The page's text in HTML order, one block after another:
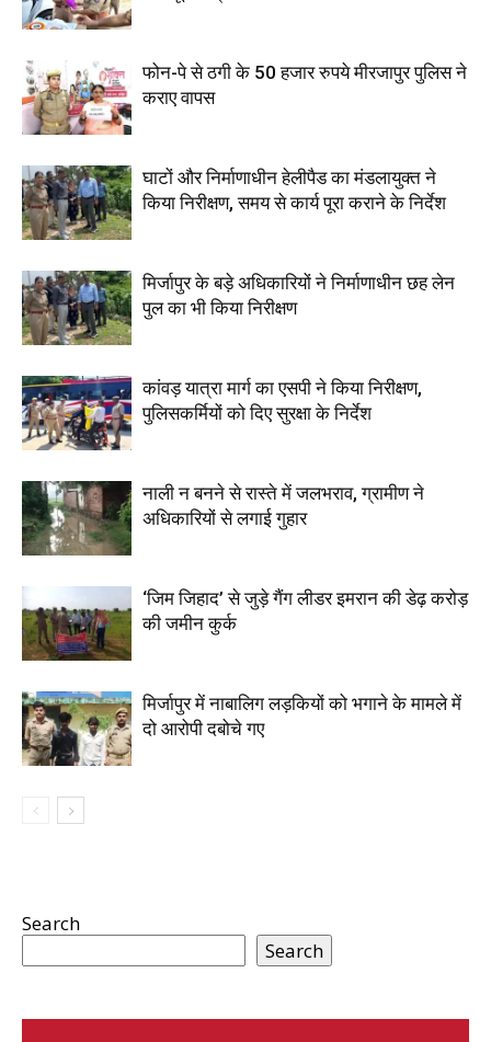
फोन-पे से ठगी के 50 हजार रुपये मीरजापुर पुलिस ने
कराए वापस
घाटों और निर्माणाधीन हेलीपैड का मंडलायुक्त ने
किया निरीक्षण, समय से कार्य पूरा कराने के निर्देश
मिर्जापुर के बड़े अधिकारियों ने निर्माणाधीन छह लेन
पुल का भी किया निरीक्षण
कांवड़ यात्रा मार्ग का एसपी ने किया निरीक्षण,
पुलिसकर्मियों को दिए सुरक्षा के निर्देश
नाली न बनने से रास्ते में जलभराव, ग्रामीण ने
अधिकारियों से लगाई गुहार
‘जिम जिहाद’ से जुड़े गैंग लीडर इमरान की डेढ़ करोड़
की जमीन कुर्क
मिर्जापुर में नाबालिग लड़कियों को भगाने के मामले में
दो आरोपी दबोचे गए
Search
Search